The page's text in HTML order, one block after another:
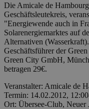
Die Amicale de
Geschäftsleutekreis,
"Energiewende auch in
Solarenergiemarktes auf
Alternativen
Geschäftsführer der
Green City GmbH,
betragen 29€.
Veranstalter: Amicale de
Termin: 14.02.2012,
Ort: Übersee-Club, Neuer